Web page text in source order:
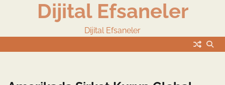
Dijital Efsaneler
Dijital Efsaneler